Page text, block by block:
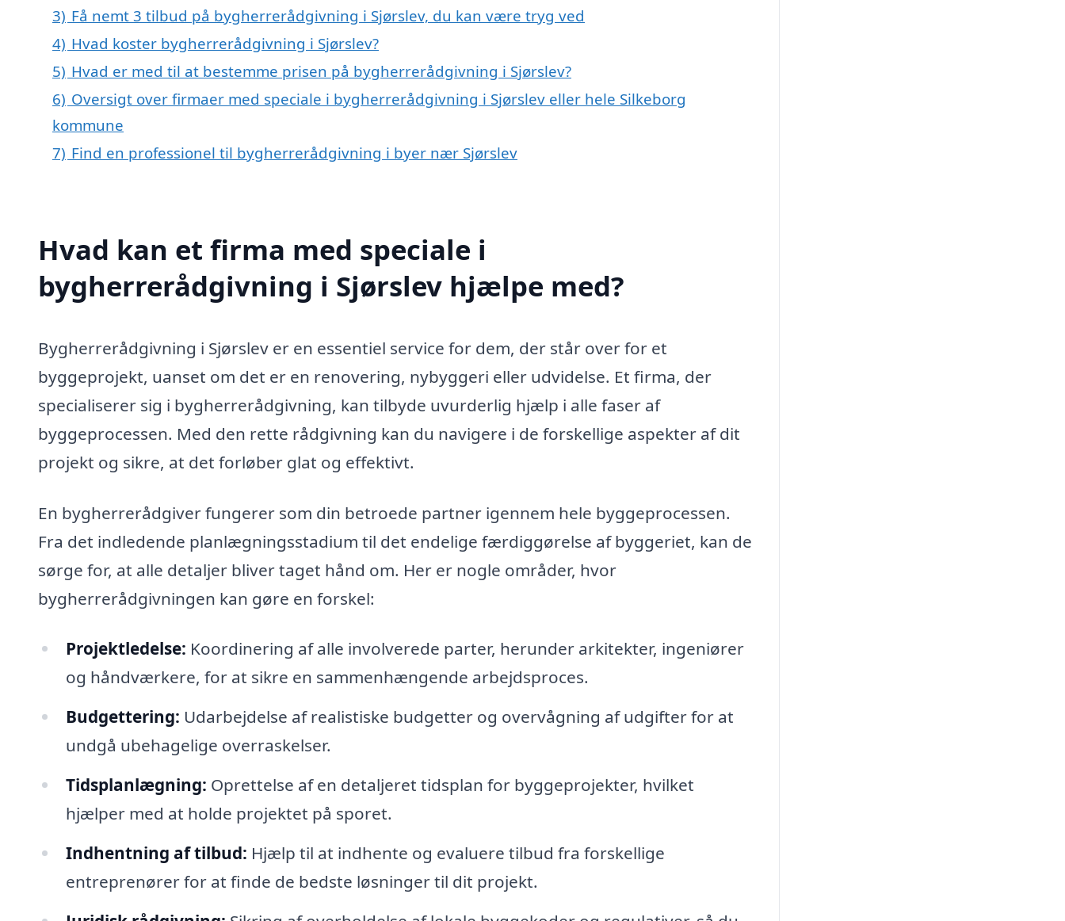
3) Få nemt 3 tilbud på bygherrerådgivning i Sjørslev, du kan være tryg ved
4) Hvad koster bygherrerådgivning i Sjørslev?
5) Hvad er med til at bestemme prisen på bygherrerådgivning i Sjørslev?
6) Oversigt over firmaer med speciale i bygherrerådgivning i Sjørslev eller hele Silkeborg
kommune
7) Find en professionel til bygherrerådgivning i byer nær Sjørslev
Hvad kan et firma med speciale i
bygherrerådgivning i Sjørslev hjælpe med?
Bygherrerådgivning i Sjørslev er en essentiel service for dem, der står over for et
byggeprojekt, uanset om det er en renovering, nybyggeri eller udvidelse. Et firma, der
specialiserer sig i bygherrerådgivning, kan tilbyde uvurderlig hjælp i alle faser af
byggeprocessen. Med den rette rådgivning kan du navigere i de forskellige aspekter af dit
projekt og sikre, at det forløber glat og effektivt.
En bygherrerådgiver fungerer som din betroede partner igennem hele byggeprocessen.
Fra det indledende planlægningsstadium til det endelige færdiggørelse af byggeriet, kan de
sørge for, at alle detaljer bliver taget hånd om. Her er nogle områder, hvor
bygherrerådgivningen kan gøre en forskel:
Projektledelse: Koordinering af alle involverede parter, herunder arkitekter, ingeniører
og håndværkere, for at sikre en sammenhængende arbejdsproces.
Budgettering: Udarbejdelse af realistiske budgetter og overvågning af udgifter for at
undgå ubehagelige overraskelser.
Tidsplanlægning: Oprettelse af en detaljeret tidsplan for byggeprojekter, hvilket
hjælper med at holde projektet på sporet.
Indhentning af tilbud: Hjælp til at indhente og evaluere tilbud fra forskellige
entreprenører for at finde de bedste løsninger til dit projekt.